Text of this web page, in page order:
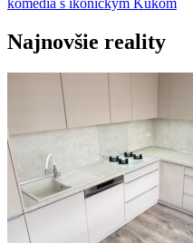
Najnovšie reality